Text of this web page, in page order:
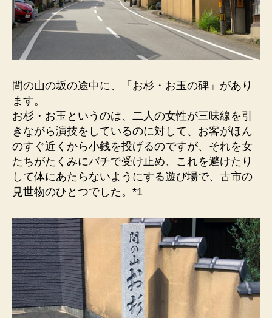
る
坂
道。
の
間の山の坂の途中に、「お杉・お玉の碑」があり
ます。
お杉・お玉というのは、二人の女性が三味線を引
きながら演技をしているのに対して、お客がほん
のすぐ近くから小銭を投げるのですが、それを女
たちがたくみにバチで受け止め、これを避けたり
して体にあたらないようにする遊び場で、古市の
見世物のひとつでした。*1